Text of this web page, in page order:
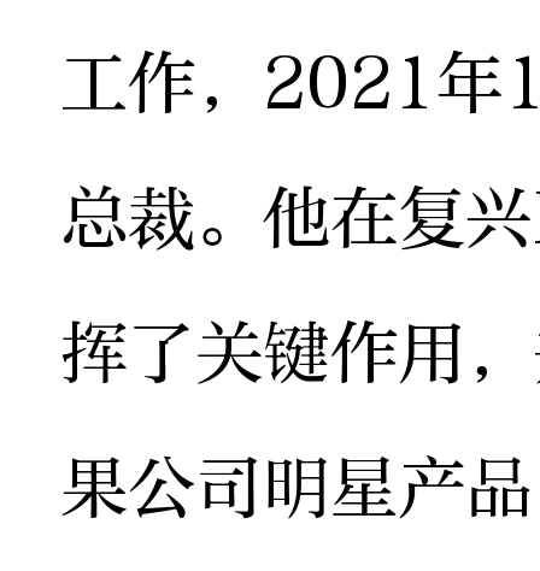
工作，2021年
总裁。他在复
挥了关键作用
果公司明星产